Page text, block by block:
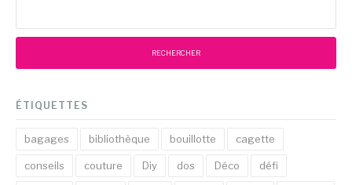
ÉTIQUETTES
bagages bibliothèque bouillotte cagette
conseils couture Diy dos Déco défi